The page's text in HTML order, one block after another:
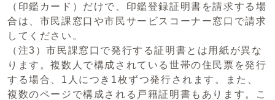
（印鑑カード）だけで、印鑑登録証明書を請求する場
合は、市民課窓口や市民サービスコーナー窓口で請求
してください。
（注3）市民課窓口で発行する証明書とは用紙が異な
ります。複数人で構成されている世帯の住民票を発行
する場合、1人につき1枚ずつ発行されます。また、
複数のページで構成される戸籍証明書もあります。こ